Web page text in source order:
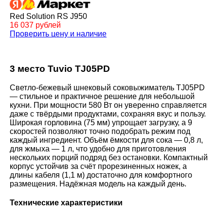
Red Solution RS J950
16 037 рублей
Проверить цену и наличие
3 место Tuvio TJ05PD
Светло-бежевый шнековый соковыжиматель TJ05PD
— стильное и практичное решение для небольшой
кухни. При мощности 580 Вт он уверенно справляется
даже с твёрдыми продуктами, сохраняя вкус и пользу.
Широкая горловина (75 мм) упрощает загрузку, а 9
скоростей позволяют точно подобрать режим под
каждый ингредиент. Объём ёмкости для сока — 0,8 л,
для жмыха — 1 л, что удобно для приготовления
нескольких порций подряд без остановки. Компактный
корпус устойчив за счёт прорезиненных ножек, а
длины кабеля (1,1 м) достаточно для комфортного
размещения. Надёжная модель на каждый день.
Технические характеристики